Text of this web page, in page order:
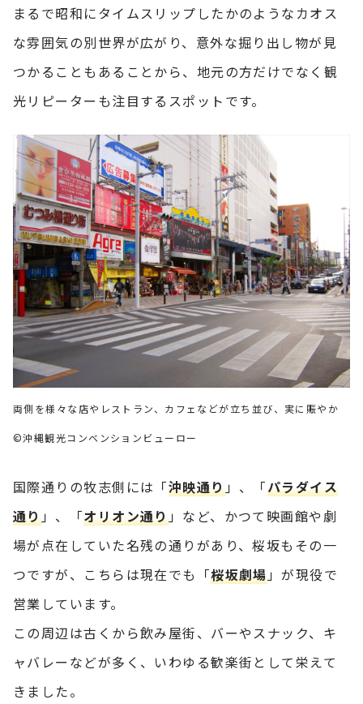
まるで昭和にタイムスリップしたかのようなカオス
な雰囲気の別世界が広がり、意外な掘り出し物が見
つかることもあることから、地元の方だけでなく観
光リピーターも注目するスポットです。
両側を様々な店やレストラン、カフェなどが立ち並び、実に賑やか
©沖縄観光コンベンションビューロー
国際通りの牧志側には「沖映通り」、「パラダイス
通り」、「オリオン通り」など、かつて映画館や劇
場が点在していた名残の通りがあり、桜坂もその一
つですが、こちらは現在でも「桜坂劇場」が現役で
営業しています。
この周辺は古くから飲み屋街、バーやスナック、キ
ャバレーなどが多く、いわゆる歓楽街として栄えて
きました。